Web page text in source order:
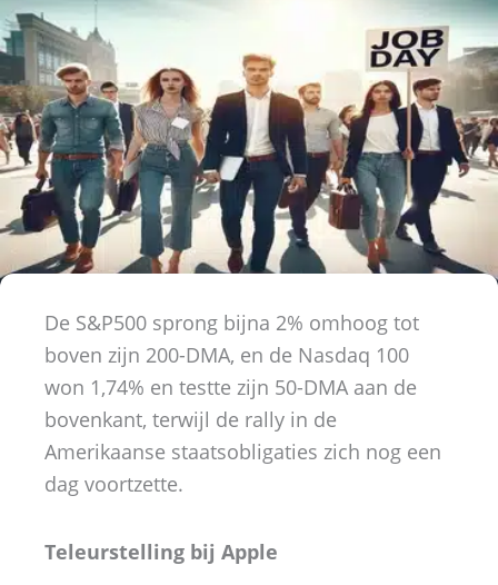
De S&P500 sprong bijna 2% omhoog tot
boven zijn 200-DMA, en de Nasdaq 100
won 1,74% en testte zijn 50-DMA aan de
bovenkant, terwijl de rally in de
Amerikaanse staatsobligaties zich nog een
dag voortzette.
Teleurstelling bij Apple